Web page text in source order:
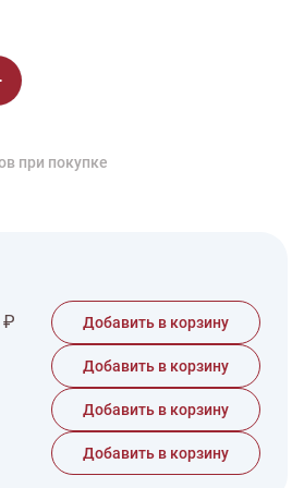
Плед
при покупке
₽ Добавить в корзину
Добавить в корзину
Добавить в корзину
Добавить в корзину